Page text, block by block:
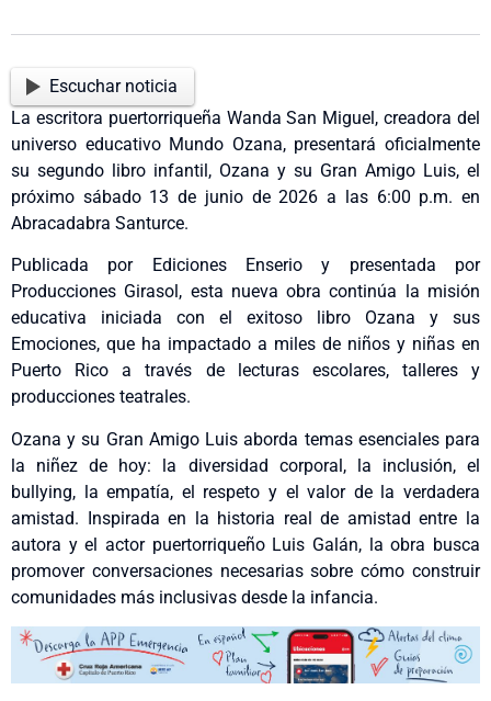
Escuchar noticia
La escritora puertorriqueña Wanda San Miguel, creadora del
universo educativo Mundo Ozana, presentará oficialmente
su segundo libro infantil, Ozana y su Gran Amigo Luis, el
próximo sábado 13 de junio de 2026 a las 6:00 p.m. en
Abracadabra Santurce.
Publicada por Ediciones Enserio y presentada por
Producciones Girasol, esta nueva obra continúa la misión
educativa iniciada con el exitoso libro Ozana y sus
Emociones, que ha impactado a miles de niños y niñas en
Puerto Rico a través de lecturas escolares, talleres y
producciones teatrales.
Ozana y su Gran Amigo Luis aborda temas esenciales para
la niñez de hoy: la diversidad corporal, la inclusión, el
bullying, la empatía, el respeto y el valor de la verdadera
amistad. Inspirada en la historia real de amistad entre la
autora y el actor puertorriqueño Luis Galán, la obra busca
promover conversaciones necesarias sobre cómo construir
comunidades más inclusivas desde la infancia.